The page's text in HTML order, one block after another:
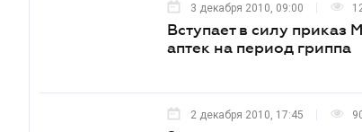
3 декабря 2010, 09:00
Вступает в силу приказ
аптек на период гриппа
2 декабря 2010, 17:45